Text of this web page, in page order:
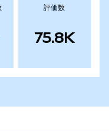
評価数
75.8K